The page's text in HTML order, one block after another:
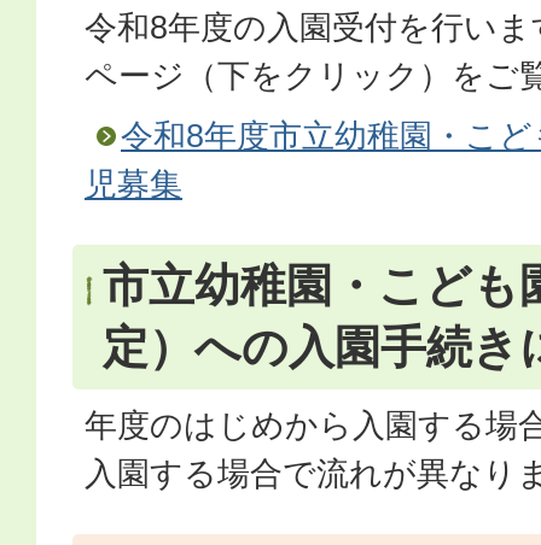
令和8年度の入園受付を行い
ページ（下をクリック）をご
令和8年度市立幼稚園・こ
児募集
市立幼稚園・こども
定）への入園手続き
年度のはじめから入園する場
入園する場合で流れが異なり